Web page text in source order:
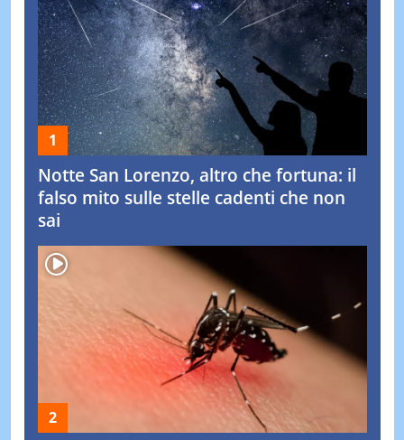
Notte San Lorenzo, altro che fortuna: il
falso mito sulle stelle cadenti che non
sai